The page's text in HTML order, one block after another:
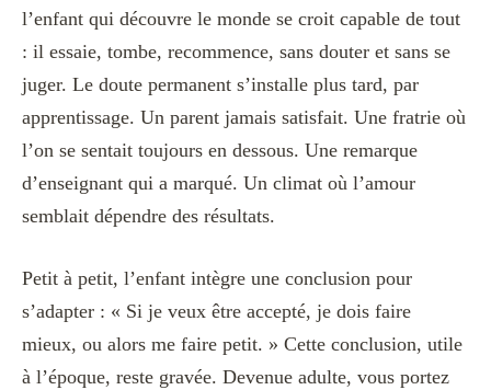
l’enfant qui découvre le monde se croit capable de tout
: il essaie, tombe, recommence, sans douter et sans se
juger. Le doute permanent s’installe plus tard, par
apprentissage. Un parent jamais satisfait. Une fratrie où
l’on se sentait toujours en dessous. Une remarque
d’enseignant qui a marqué. Un climat où l’amour
semblait dépendre des résultats.
Petit à petit, l’enfant intègre une conclusion pour
s’adapter : « Si je veux être accepté, je dois faire
mieux, ou alors me faire petit. » Cette conclusion, utile
à l’époque, reste gravée. Devenue adulte, vous portez